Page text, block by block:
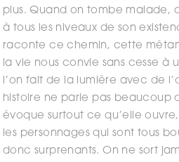
plus. Quand on tombe malade,
à tous les niveaux de son
raconte ce chemin, cette
la vie nous convie sans cesse à
l’on fait de la lumière avec de
histoire ne parle pas beaucoup
évoque surtout ce qu’elle
les personnages qui sont tous
donc surprenants. On ne sort